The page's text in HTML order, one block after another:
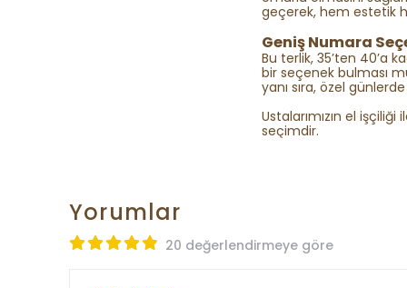
geçerek, hem estetik
Geniş Numara
Bu terlik, 35’ten 40’a
bir seçenek bulması
yanı sıra, özel
Ustalarımızın el
seçimdir.
Yorumlar
20 değerlendirmeye göre